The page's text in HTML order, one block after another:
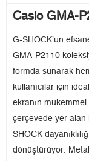
Casio GMA-
G-SHOCK’un
GMA-P2110
formda sunarak
kullanıcılar için
ekranın
çerçevede yer alan
SHOCK
dönüştürüyor.